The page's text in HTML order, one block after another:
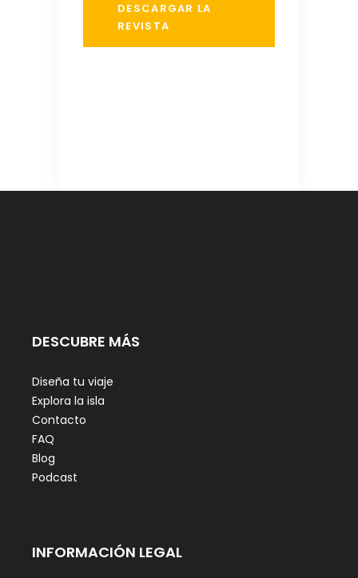
DESCARGAR LA
REVISTA
DESCUBRE MÁS
Diseña tu viaje
Explora la isla
Contacto
FAQ
Blog
Podcast
INFORMACIÓN LEGAL